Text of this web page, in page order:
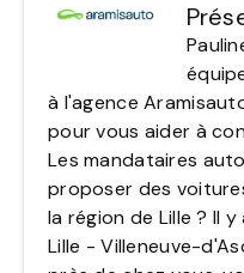
à l'agence
pour vous aider à
Les mandataires
proposer des
la région de Lille ? Il
Lille - Villeneuve-